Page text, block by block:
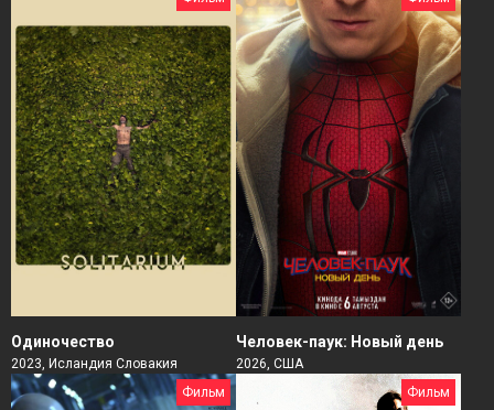
Одиночество
2023, Исландия Словакия
Человек-паук: Новый день
2026, США
Фильм
Фильм